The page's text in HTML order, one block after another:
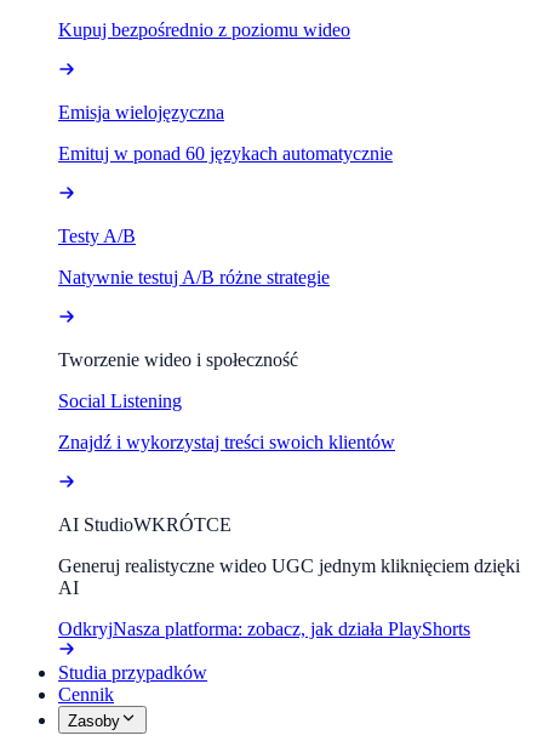
Kupuj bezpośrednio z poziomu wideo
Emisja wielojęzyczna
Emituj w ponad 60 językach automatycznie
Testy A/B
Natywnie testuj A/B różne strategie
Tworzenie wideo i społeczność
Social Listening
Znajdź i wykorzystaj treści swoich klientów
AI StudioWKRÓTCE
Generuj realistyczne wideo UGC jednym kliknięciem dzięki
AI
OdkryjNasza platforma: zobacz, jak działa PlayShorts
Studia przypadków
Cennik
Zasoby